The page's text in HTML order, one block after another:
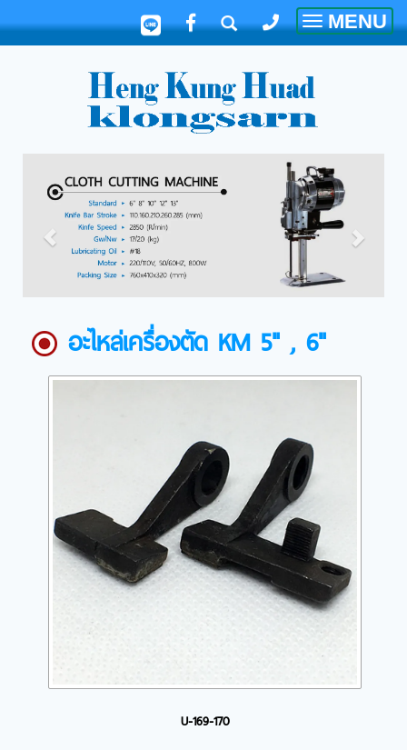
Toggle
MENU
อะไหล่เครื่องตัด KM 5" , 6"
U-169-170